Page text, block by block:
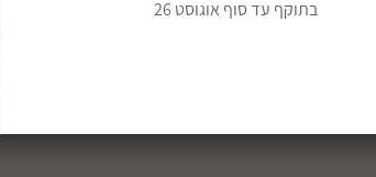
לכל שאלה.
בתוקף עד סוף אוגוסט 26